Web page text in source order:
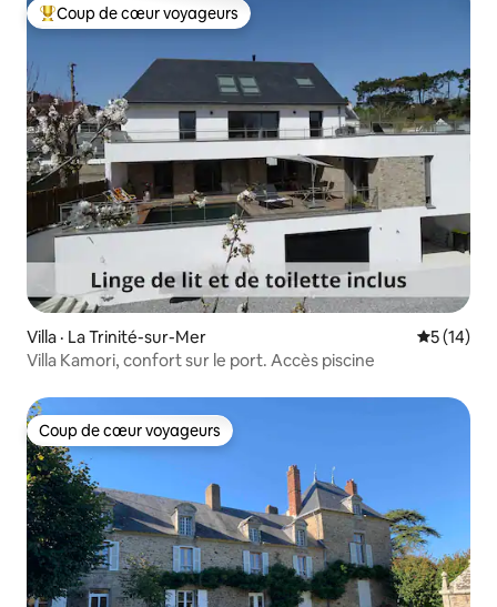
Coup de cœur voyageurs parmi les plus aimés
Coup de cœur voyageurs
Villa · La Trinité-sur-Mer Note
5 (14)
Villa Kamori, confort sur le port. Accès piscine
Coup de cœur voyageurs
Coup de cœur voyageurs